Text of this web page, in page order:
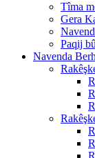
Tîma
Gera
Paqij
Navenda